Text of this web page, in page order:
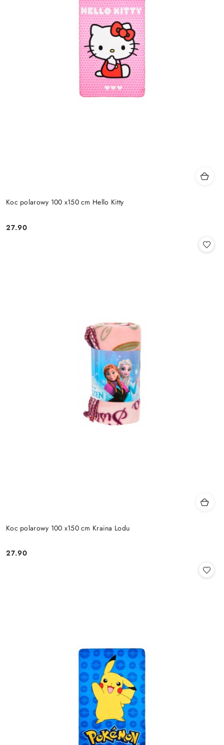
Koc polarowy 100 x150 cm Hello Kitty
Cena:
27.90
Koc polarowy 100 x150 cm Kraina Lodu
Cena:
27.90